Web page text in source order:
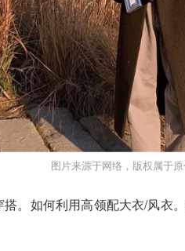
图片来源于网络，版权属于
。如何利用高领配大衣/风衣